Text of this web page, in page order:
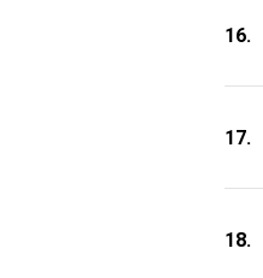
16.
17.
18.